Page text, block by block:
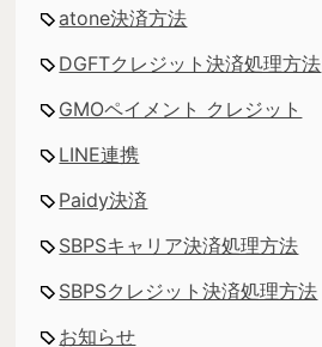
atone決済方法
DGFTクレジット決済処理方法
GMOペイメント クレジット
LINE連携
Paidy決済
SBPSキャリア決済処理方法
SBPSクレジット決済処理方法
お知らせ